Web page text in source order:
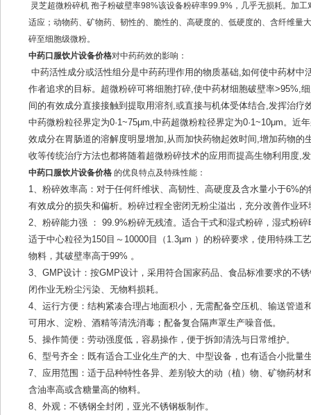
灵芝超微粉碎机 孢子粉破壁率98%该设备粉碎率99.9%，几乎无损耗。加
适应；动物药、矿物药、韧性的、脆性的、高硬度的、低硬度的、含纤维
碎至细胞级微粉。
中药口服饮片设备价格对中药药效的影响：
中药活性成分或活性组分是中药药理作用的物质基础,如何使中药材
作者追求的目标。超微粉碎可将细胞打碎,使中药材细胞破壁率>95%,
间的有效成分直接接触到提取用溶剂,或直接与机体受体结合,发挥治
中药微粉粒径界定为0·1~75μm,中药超微粉粒径界定为0·1~10μm。
效成分在胃肠道的溶解度明显增加,从而加快药物起效时间,增加药物
收等传统治疗方法也都将随着超微粉碎技术的应用而提高生物利用度,
中药口服饮片设备价格 的优良特点及特殊性能：
1、粉碎效率高：对于任何纤维状、高韧性、高硬度及含水量小于6%
有效成分的损失和偏析。粉碎过程全密闭无粉尘溢出，充分改善作业环
2、粉碎能力强 ： 99.9%粉碎无残渣。适合干式和湿式粉碎，湿式粉
适于中心粒径为150目～10000目（1.3μm ）的粉碎要求，使用特殊
物料，其破壁率高于99% 。
3、GMP设计：按GMP设计，采用符合国家药品、食品标准要求的不
闭作业无粉尘污染、无物料损耗。
4、运行方便：结构紧凑合理占地面积小，无需配备空压机、输送管
可用水、淀粉、酒精等清洗消毒；配备复合隔声罩生产噪音低。
5、操作简便：劳动强度低，容易操作，便于拆卸清洗与日常维护。
6、型号齐全：既有适合工业化生产的大、中型设备，也有适合小批量
7、应用范围：适于品种特性各异、差别较大的动（植）物、矿物药
含油率高或含糖量高的物料。
8、外观：不锈钢全封闭，亚光不锈钢板制作。